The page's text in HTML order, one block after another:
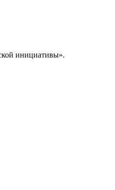
инициативы».